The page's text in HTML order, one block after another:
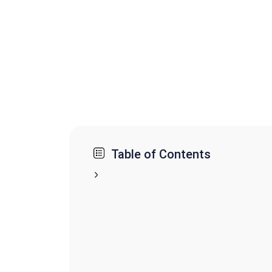
Table of Contents